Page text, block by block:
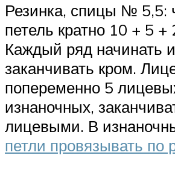
Резинка, спицы № 5,5:
петель кратно 10 + 5 +
Каждый ряд начинать и
заканчивать кром.
попеременно 5
изнаночных,
лицевыми. В
петли провязывать по